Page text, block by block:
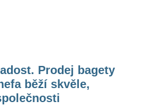
Prodej bagety
běží skvěle,